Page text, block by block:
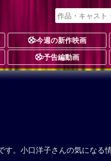
今週の新作映画
予告編動画
す。小口洋子さんの気になる